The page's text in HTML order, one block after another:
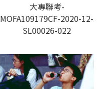
大專聯考-
MOFA109179CF-2020-12-
SL00026-022